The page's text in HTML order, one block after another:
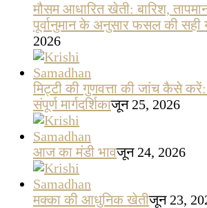
मौसम आधारित खेती: बारिश,
पूर्वानुमान के अनुसार फसल की सही
2026
मिट्टी की गुणवत्ता की जांच कैसे
संपूर्ण मार्गदर्शिकाजून 25, 2026
आज का मंडी भावजून 24, 2026
मक्का की आधुनिक खेतीजून 23,